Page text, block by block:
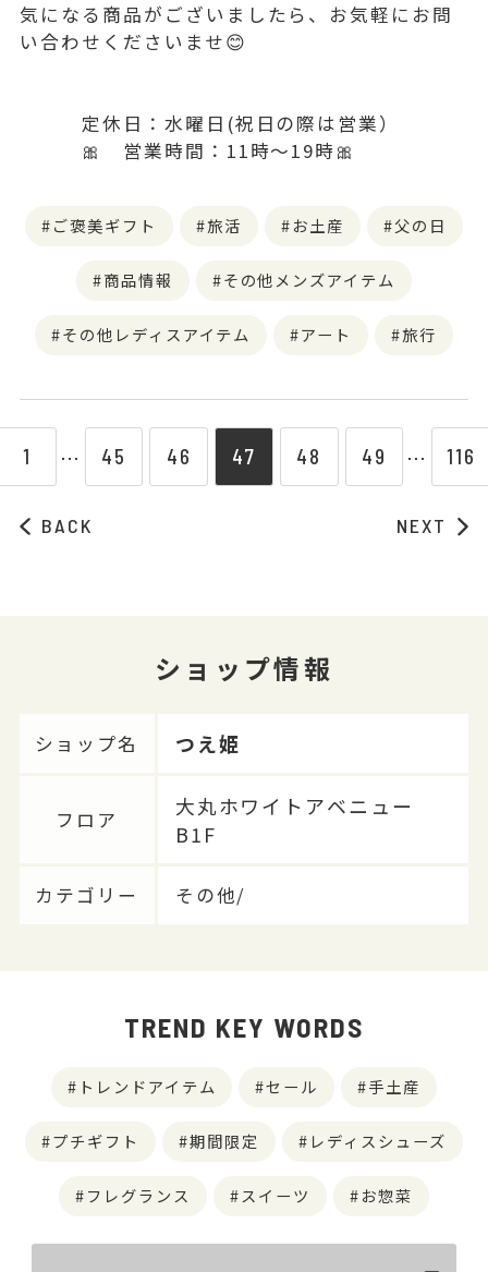
気になる商品がございましたら、お気軽にお問
い合わせくださいませ😊
定休日：水曜日(祝日の際は営業）
🎀 営業時間：11時〜19時🎀
ご褒美ギフト 旅活 お土産 父の日
商品情報 その他メンズアイテム
その他レディスアイテム アート 旅行
BACK
1 ⋯ 45 46 47 48 49 ⋯ 116
NEXT
ショップ情報
ショップ名 つえ姫
フロア
大丸ホワイトアベニュー
B1F
カテゴリー その他/
TREND KEY WORDS
トレンドアイテム セール 手土産
プチギフト 期間限定 レディスシューズ
フレグランス スイーツ お惣菜